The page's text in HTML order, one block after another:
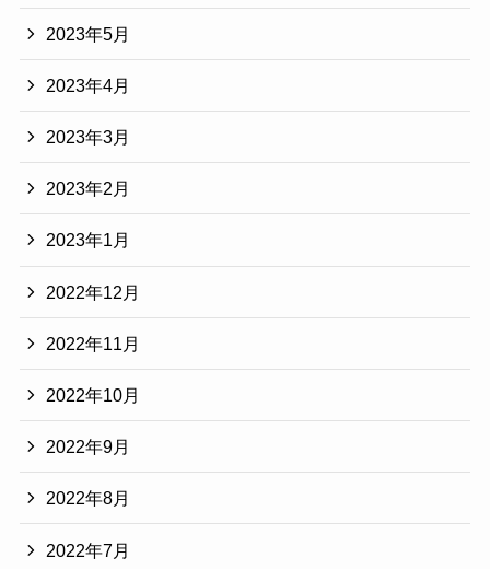
2023年5月
2023年4月
2023年3月
2023年2月
2023年1月
2022年12月
2022年11月
2022年10月
2022年9月
2022年8月
2022年7月